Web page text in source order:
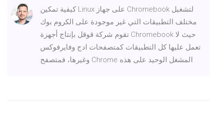
كيفية تمكين Linux على جهاز Chromebook لتشغيل
مختلف التطبيقات التي غير موجودة على الكروم بوك
تقوم شركة قوقل بإنتاج أجهزة Chromebook حيث لا
تعمل عليها كل التطبيقات كمتصفحات ادج وفايرفوكس
وغيرها، فمتصفح Chrome المشغل الوحيد على هذه